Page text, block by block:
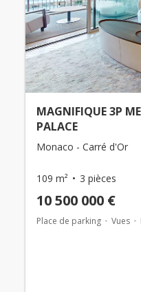
MAGNIFIQUE 3P
PALACE
Monaco - Carré d'Or
109 m² 3 pièces
10 500 000 €
Place de parking Vues